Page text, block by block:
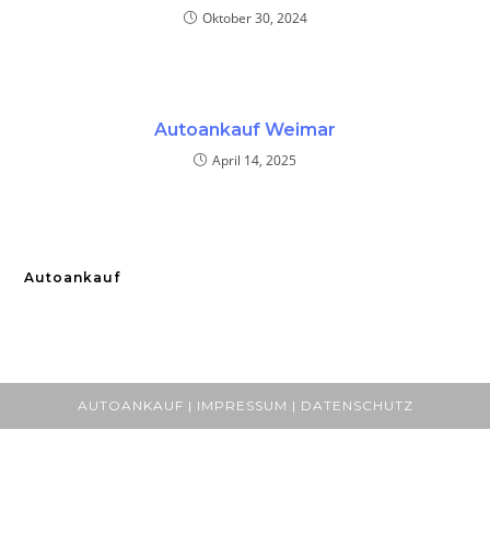
Oktober 30, 2024
Autoankauf Weimar
April 14, 2025
Autoankauf
AUTOANKAUF | IMPRESSUM | DATENSCHUTZ